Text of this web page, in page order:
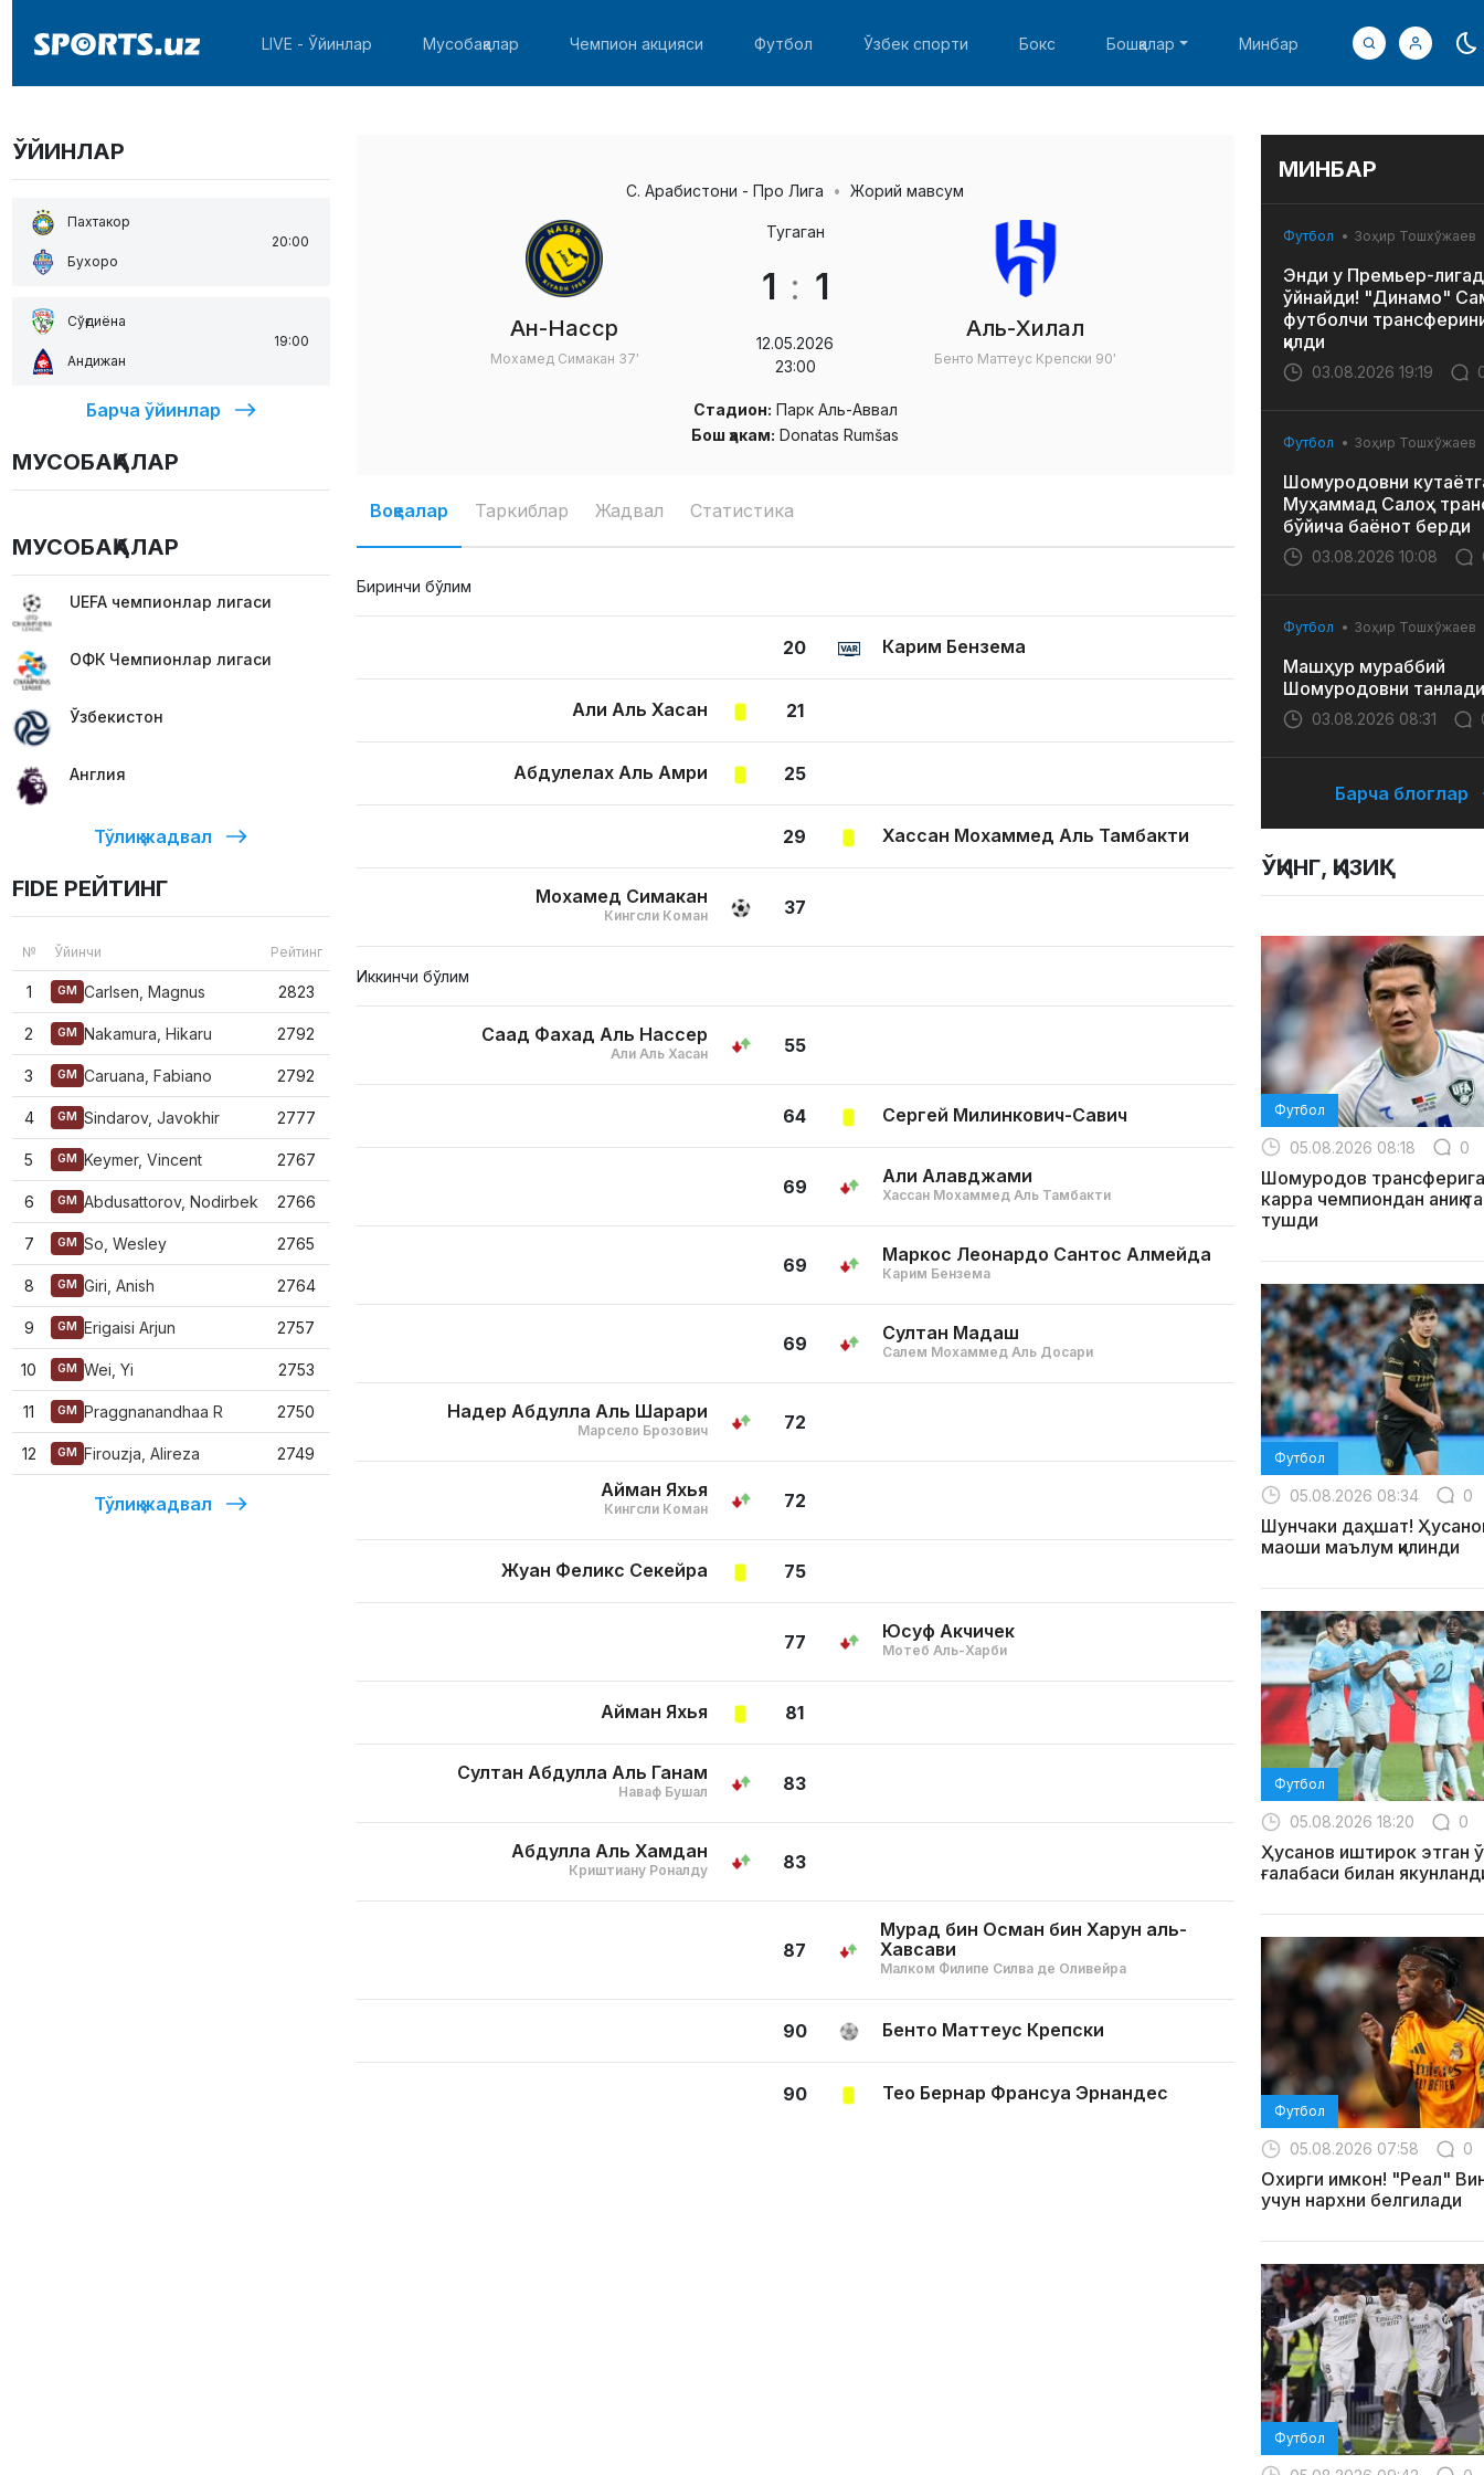
LIVE - Ўйинлар Мусобақалар Чемпион акцияси Футбол Ўзбек спорти Бокс Бошқалар Минбар
ЎЙИНЛАР
Пахтакор
Бухоро
20:00
Сўғдиёна
Андижан
19:00
Барча ўйинлар
МУСОБАҚАЛАР
МУСОБАҚАЛАР
UEFA чемпионлар лигаси
ОФК Чемпионлар лигаси
Ўзбекистон
Англия
Тўлиқ жадвал
FIDE РЕЙТИНГ
№ Ўйинчи Рейтинг
1 GM Carlsen, Magnus 2823
2 GM Nakamura, Hikaru 2792
3 GM Caruana, Fabiano 2792
4 GM Sindarov, Javokhir 2777
5 GM Keymer, Vincent 2767
6 GM Abdusattorov, Nodirbek 2766
7 GM So, Wesley 2765
8 GM Giri, Anish 2764
9 GM Erigaisi Arjun 2757
10 GM Wei, Yi 2753
11 GM Praggnanandhaa R 2750
12 GM Firouzja, Alireza 2749
Тўлиқ жадвал
С. Арабистони - Про Лига Жорий мавсум
Ан-Насср
Мохамед Симакан 37'
Тугаган
1 : 1
12.05.2026
23:00
Аль-Хилал
Бенто Маттеус Крепски 90'
Стадион: Парк Аль-Аввал
Бош ҳакам: Donatas Rumšas
Воқеалар Таркиблар Жадвал Статистика
Биринчи бўлим
20 Карим Бензема
21
Али Аль Хасан
25
Абдулелах Аль Амри
29 Хассан Мохаммед Аль Тамбакти
37
Мохамед Симакан
Кингсли Коман
Иккинчи бўлим
55
Саад Фахад Аль Нассер
Али Аль Хасан
64 Сергей Милинкович-Савич
69 Али Алавджами
Хассан Мохаммед Аль Тамбакти
69 Маркос Леонардо Сантос Алмейда
Карим Бензема
69 Султан Мадаш
Салем Мохаммед Аль Досари
72
Надер Абдулла Аль Шарари
Марсело Брозович
72
Айман Яхья
Кингсли Коман
75
Жуан Феликс Секейра
77 Юсуф Акчичек
Мотеб Аль-Харби
81
Айман Яхья
83
Султан Абдулла Аль Ганам
Наваф Бушал
83
Абдулла Аль Хамдан
Криштиану Роналду
87
Мурад бин Осман бин Харун аль-
Хавсави
Малком Филипе Силва де Оливейра
90 Бенто Маттеус Крепски
90 Тео Бернар Франсуа Эрнандес
МИНБАР
Футбол Зоҳир Тошхўжаев
Энди у Премьер-
ўйнайди! "Динамо"
футболчи
қилди
03.08.2026 19:19
Футбол Зоҳир Тошхўжаев
Шомуродовни
Муҳаммад Салоҳ
бўйича баёнот берди
03.08.2026 10:08
Футбол Зоҳир Тошхўжаев
Машҳур мураббий
Шомуродовни танлади
03.08.2026 08:31
Барча блоглар
ЎҚИНГ, ҚИЗИҚ!
Футбол
05.08.2026 08:18 0
Шомуродов
карра чемпиондан аниқ
тушди
Футбол
05.08.2026 08:34 0
Шунчаки даҳшат!
маоши маълум қилинди
Футбол
05.08.2026 18:20 0
Ҳусанов иштирок этган
ғалабаси билан
Футбол
05.08.2026 07:58 0
Охирги имкон! "Реал"
учун нархни белгилади
Футбол